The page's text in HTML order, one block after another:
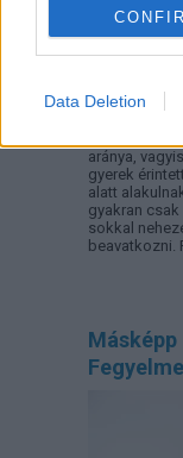
Data Deletion
aránya,
gyerek
alatt
gyakran
sokkal
beavatkozni.